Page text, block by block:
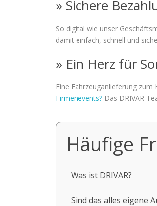
» Sichere
So digital wie unser
damit einfach, schnell und
» Ein Herz für
Eine Fahrzeuganlieferung
Firmenevents? Das DRIVAR
Häufige
Was ist DRIVAR?
Sind das alles eigene